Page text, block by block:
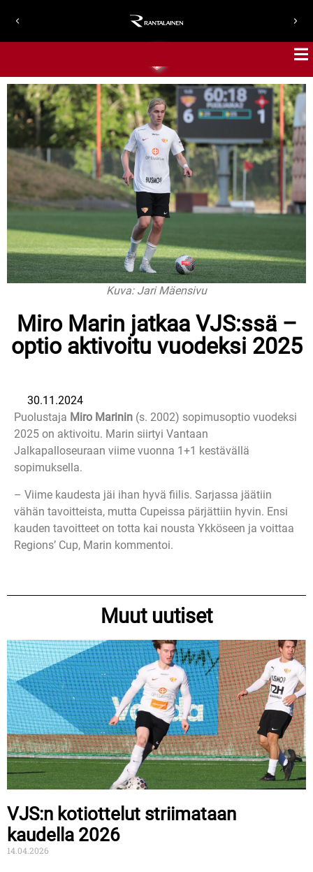
Kuva: Jari Mäensivu
Miro Marin jatkaa VJS:ssä –
optio aktivoitu vuodeksi 2025
30.11.2024
Puolustaja Miro Marinin (s. 2002) sopimusoptio vuodeksi
2025 on aktivoitu. Marin siirtyi Vantaan
Jalkapalloseuraan viime vuonna 1+1 kestävällä
sopimuksella.
– Viime kaudesta jäi ihan hyvä fiilis. Sarjassa jäätiin
vähän tavoitteista, mutta Cupeissa pärjättiin hyvin. Ensi
kauden tavoitteet on totta kai nousta Ykköseen ja voittaa
Regions’ Cup, Marin kommentoi.
Muut uutiset
VJS:n kotiottelut striimataan
kaudella 2026
14.04.2026